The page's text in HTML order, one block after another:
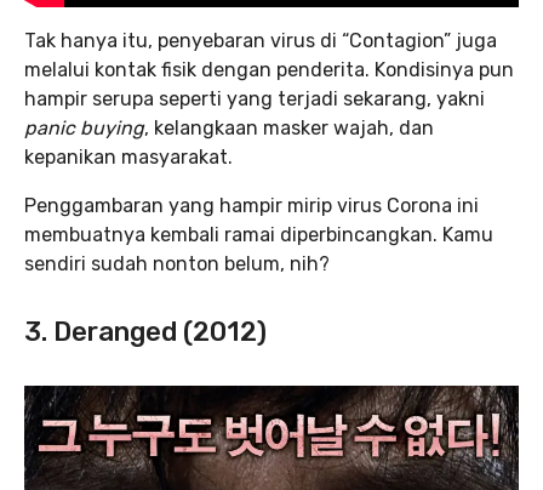
Tak hanya itu, penyebaran virus di “Contagion” juga
melalui kontak fisik dengan penderita. Kondisinya pun
hampir serupa seperti yang terjadi sekarang, yakni
panic buying, kelangkaan masker wajah, dan
kepanikan masyarakat.
Penggambaran yang hampir mirip virus Corona ini
membuatnya kembali ramai diperbincangkan. Kamu
sendiri sudah nonton belum, nih?
3. Deranged (2012)